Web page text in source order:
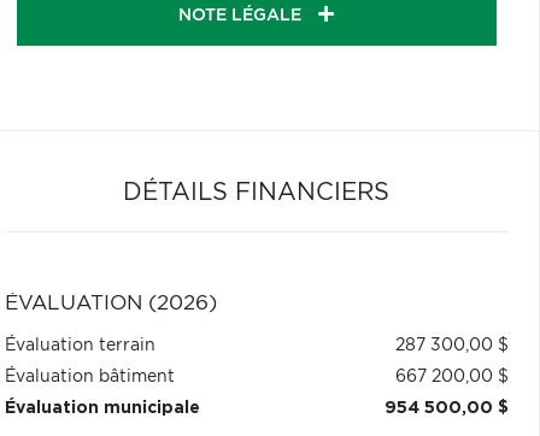
NOTE LÉGALE
DÉTAILS FINANCIERS
ÉVALUATION (2026)
Évaluation terrain
287 300,00 $
Évaluation bâtiment
667 200,00 $
Évaluation municipale
954 500,00 $